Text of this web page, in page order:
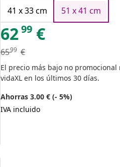
41 x 33 cm
51 x 41 cm
6299 €
6599 €
El precio más bajo no
vidaXL en los últimos 30 días.
Ahorras 3.00 € (- 5%)
IVA incluido